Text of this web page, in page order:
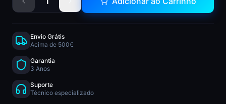
Envio Grátis
Acima de 500€
Garantia
3 Anos
Suporte
Técnico especializado